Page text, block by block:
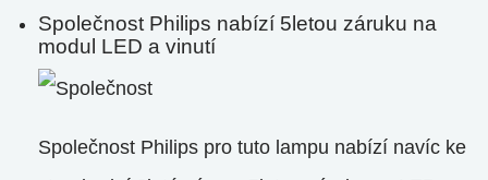
Společnost Philips nabízí 5letou záruku na
modul LED a vinutí
Společnost Philips pro tuto lampu nabízí navíc ke